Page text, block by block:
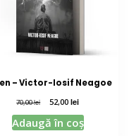
– Victor-Iosif Neagoe
70,00lei
Prețul
a
52,00leiPrețul
este:
Adaugă în coș